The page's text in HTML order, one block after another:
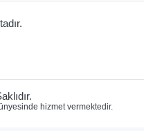
hizmet vermektedir.